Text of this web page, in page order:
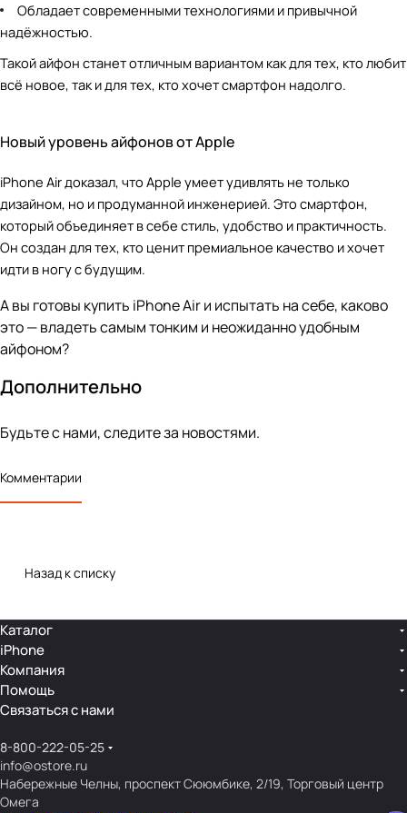
Обладает современными технологиями и привычной
надёжностью.
Такой айфон станет отличным вариантом как для тех, кто любит
всё новое, так и для тех, кто хочет смартфон надолго.
Новый уровень айфонов от Apple
iPhone Air доказал, что Apple умеет удивлять не только
дизайном, но и продуманной инженерией. Это смартфон,
который объединяет в себе стиль, удобство и практичность.
Он создан для тех, кто ценит премиальное качество и хочет
идти в ногу с будущим.
А вы готовы купить iPhone Air и испытать на себе, каково
это — владеть самым тонким и неожиданно удобным
айфоном?
Дополнительно
Будьте с нами, следите за новостями.
Комментарии
Назад к списку
Каталог
iPhone
Компания
Помощь
Связаться с нами
8-800-222-05-25
info@ostore.ru
Набережные Челны, проспект Сююмбике, 2/19, Торговый центр
Омега